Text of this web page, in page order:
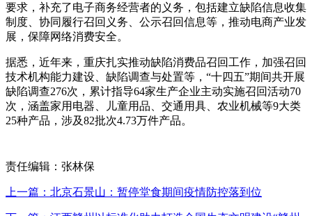
要求，补充了电子商务经营者的义务，包括建立缺陷信息收集
制度、协同履行召回义务、公示召回信息等，推动电商产业发
展，保障网络消费安全。
据悉，近年来，重庆扎实推动缺陷消费品召回工作，加强召回
技术机构能力建设、缺陷调查与处置等，“十四五”期间共开展
缺陷调查276次，累计指导64家生产企业主动实施召回活动70
次，涵盖家用电器、儿童用品、交通用具、农业机械等9大类
25种产品，涉及82批次4.73万件产品。
责任编辑：张林保
上一篇：北京石景山：暂停堂食期间疫情防控落到位